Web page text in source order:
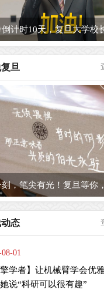
计时10天，复旦大学校
复旦
，笔尖有光！复旦等你
态
01
擎学者】让机械臂学会优
说“科研可以很有趣”